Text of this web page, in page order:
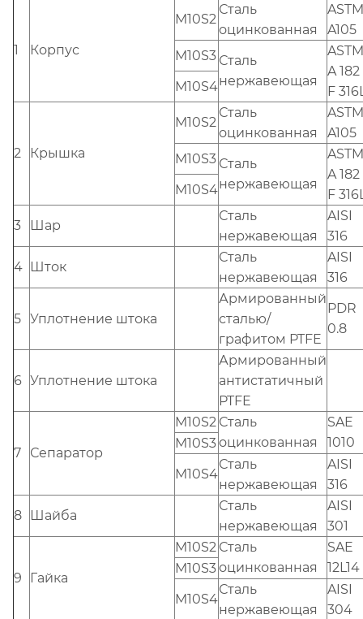
1 Корпус
M10S2
Сталь
оцинкованная
ASTM
A105
M10S3 Сталь
нержавеющая
ASTM
A 182
F
M10S4
2 Крышка
M10S2
Сталь
оцинкованная
ASTM
A105
M10S3 Сталь
нержавеющая
ASTM
A 182
F
M10S4
3 Шар
Сталь
нержавеющая
AISI
316
4 Шток
Сталь
нержавеющая
AISI
316
5 Уплотнение штока
Армированный
сталью/
графитом PTFE
PDR
0.8
6 Уплотнение штока
Армированный
антистатичный
PTFE
7 Сепаратор
M10S2 Сталь
оцинкованная
SAE
1010
M10S3
M10S4
Сталь
нержавеющая
AISI
316
8
Шайба
Сталь
нержавеющая
AISI
301
9 Гайка
M10S2 Сталь
оцинкованная
SAE
12L14
M10S3
M10S4
Сталь
нержавеющая
AISI
304